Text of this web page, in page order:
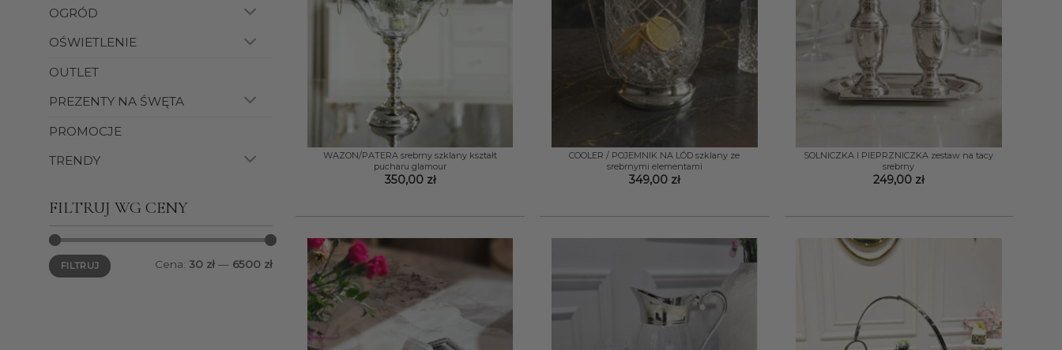
OGRÓD
OŚWIETLENIE
OUTLET
PREZENTY NA ŚWĘTA
PROMOCJE
TRENDY
FILTRUJ WG CENY
Cena
min.
Cena
maks.FILTRUJ Cena: 30 zł— 6500 zł
WAZON/PATERA srebrny szklany kształt
pucharu glamour
350,00 zł
COOLER / POJEMNIK NA LÓD szklany ze
srebrnymi elementami
349,00 zł
SOLNICZKA I PIEPRZNICZKA zestaw na tacy
srebrny
249,00 zł